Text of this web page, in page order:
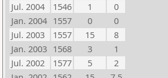
Jul. 2004
1546 1
0
Jan. 2004 1557 0
0
Jul. 2003
1557 15
8
Jan. 2003 1568 3
1
Jul. 2002
1577 5
2